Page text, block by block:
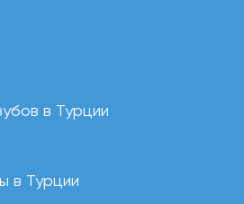
в Турции
в Турции